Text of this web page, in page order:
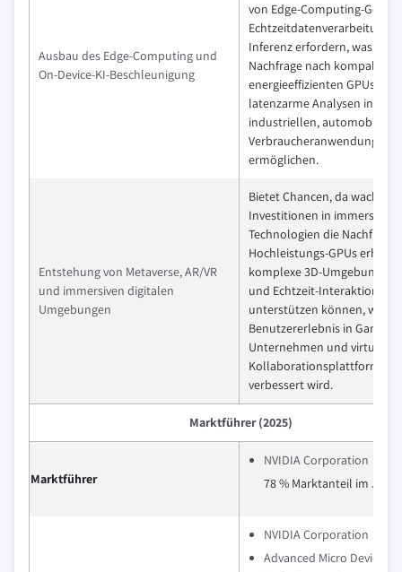
Ausbau des Edge-Computing und
On-Device-KI-Beschleunigung
von Edge-Computing-
Echtzeitdatenverarbeitung
Inferenz erfordern, was die
Nachfrage nach kompakten,
energieeffizienten GPUs
latenzarme Analysen in
industriellen, automobilen
Verbraucheranwendungen
ermöglichen.
Entstehung von Metaverse, AR/VR
und immersiven digitalen
Umgebungen
Bietet Chancen, da
Investitionen in immersive
Technologien die Nachfrage
Hochleistungs-GPUs
komplexe 3D-Umgebungen
und Echtzeit-Interaktionen
unterstützen können,
Benutzererlebnis in Gaming,
Unternehmen und virtuellen
Kollaborationsplattformen
verbessert wird.
Marktführer (2025)
Marktführer
NVIDIA Corporation
78 % Marktanteil im Jahr
NVIDIA Corporation
Advanced Micro Devices